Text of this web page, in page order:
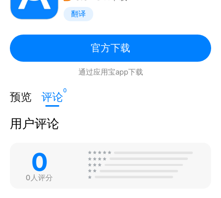
翻译
官方下载
通过应用宝app下载
预览 评论0
用户评论
0
0人评分